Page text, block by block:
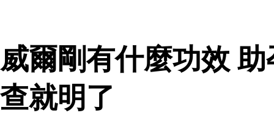
威爾剛有什麼功效
查就明了